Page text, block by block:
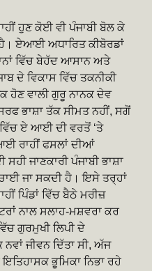
ਹੁਣ ਕੋਈ ਵੀ ਪੰਜਾਬੀ ਬੋਲ ਕੇ
ਏਆਈ ਅਧਾਰਿਤ ਕੀਬੋਰਡਾਂ
ਵਿੱਚ ਬੇਹੱਦ ਆਸਾਨ ਅਤੇ
ਦੇ ਵਿਕਾਸ ਵਿੱਚ ਤਕਨੀਕੀ
ਹੋਣ ਵਾਲੀ ਗੁਰੂ ਨਾਨਕ ਦੇਵ
ਭਾਸ਼ਾ ਤੱਕ ਸੀਮਤ ਨਹੀਂ, ਸਗੋਂ
ਏ ਆਈ ਦੀ ਵਰਤੋਂ ‘ਤੇ
ਰਾਹੀਂ ਫਸਲਾਂ ਦੀਆਂ
ਜਾਣਕਾਰੀ ਪੰਜਾਬੀ ਭਾਸ਼ਾ
ਜਾ ਸਕਦੀ ਹੈ। ਇਸੇ ਤਰ੍ਹਾਂ
ਪਿੰਡਾਂ ਵਿੱਚ ਬੈਠੇ ਮਰੀਜ਼
ਨਾਲ ਸਲਾਹ-ਮਸ਼ਵਰਾ ਕਰ
ਗੁਰਮੁਖੀ ਲਿਪੀ ਦੇ
ਜੀਵਨ ਦਿੱਤਾ ਸੀ, ਅੱਜ
ਭੂਮਿਕਾ ਨਿਭਾ ਰਹੇ